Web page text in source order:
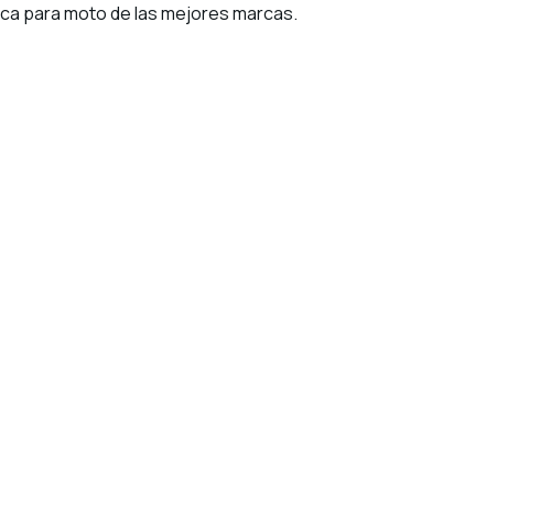
para moto de las mejores marcas.